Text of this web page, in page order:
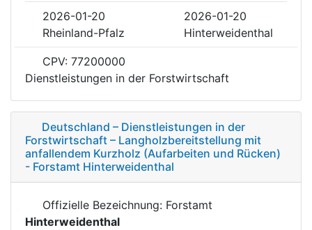
2026-01-20
2026-01-20
Rheinland-Pfalz
Hinterweidenthal
CPV: 77200000
Dienstleistungen in der Forstwirtschaft
Deutschland – Dienstleistungen in der
Forstwirtschaft – Langholzbereitstellung mit
anfallendem Kurzholz (Aufarbeiten und Rücken)
- Forstamt Hinterweidenthal
Offizielle Bezeichnung: Forstamt
Hinterweidenthal